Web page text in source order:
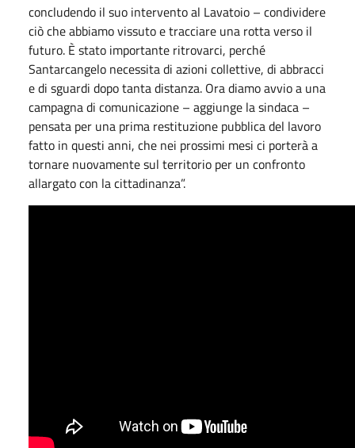
concludendo il suo intervento al Lavatoio – condividere
ciò che abbiamo vissuto e tracciare una rotta verso il
futuro. È stato importante ritrovarci, perché
Santarcangelo necessita di azioni collettive, di abbracci
e di sguardi dopo tanta distanza. Ora diamo avvio a una
campagna di comunicazione – aggiunge la sindaca –
pensata per una prima restituzione pubblica del lavoro
fatto in questi anni, che nei prossimi mesi ci porterà a
tornare nuovamente sul territorio per un confronto
allargato con la cittadinanza”.